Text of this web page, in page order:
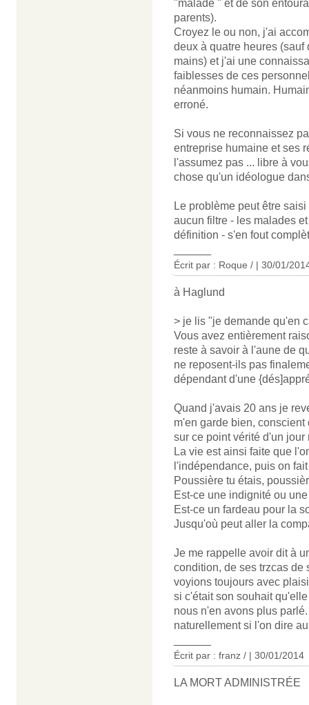
"malade " et de son
parents).
Croyez le ou non, j'ai
deux à quatre heures
mains) et j'ai une
faiblesses de ces
néanmoins humain.
erroné.
Si vous ne reconnaissez
entreprise humaine et ses
l'assumez pas ... libre à
chose qu'un idéologue
Le problème peut être
aucun filtre - les malades
définition - s'en fout
Écrit par : Roque / | 30/01/
à Haglund
> je lis "je demande qu'en
Vous avez entièrement
reste à savoir à l'aune de
ne reposent-ils pas
dépendant d'une
Quand j'avais 20 ans je
m'en garde bien,
sur ce point vérité d'un
La vie est ainsi faite que
l'indépendance, puis on
Poussière tu étais,
Est-ce une indignité ou
Est-ce un fardeau pour la
Jusqu'où peut aller la
Je me rappelle avoir dit à
condition, de ses trzcas de
voyions toujours avec
si c'était son souhait
nous n'en avons plus
naturellement si l'on dire
Écrit par : franz / | 30/01/2014
LA MORT ADMINISTRÉE